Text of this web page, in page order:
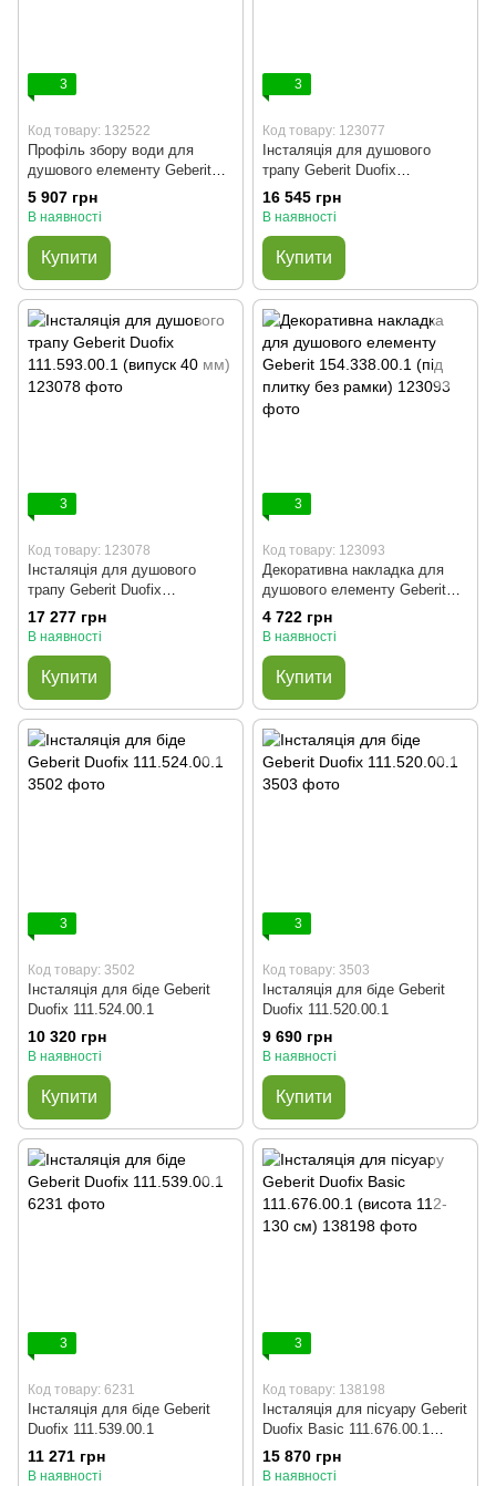
3
Код товару: 132522
Профіль збору води для
душового елементу Geberit
154.340.FW.1
5 907 грн
В наявності
Купити
3
Код товару: 123077
Інсталяція для душового
трапу Geberit Duofix
111.591.00.1 (випуск 50 мм)
16 545 грн
В наявності
Купити
3
Код товару: 123078
Інсталяція для душового
трапу Geberit Duofix
111.593.00.1 (випуск 40 мм)
17 277 грн
В наявності
Купити
3
Код товару: 123093
Декоративна накладка для
душового елементу Geberit
154.338.00.1 (під плитку без
рамки)
4 722 грн
В наявності
Купити
3
Код товару: 3502
Інсталяція для біде Geberit
Duofix 111.524.00.1
10 320 грн
В наявності
Купити
3
Код товару: 3503
Інсталяція для біде Geberit
Duofix 111.520.00.1
9 690 грн
В наявності
Купити
3
Код товару: 6231
Інсталяція для біде Geberit
Duofix 111.539.00.1
11 271 грн
В наявності
3
Код товару: 138198
Інсталяція для пісуару Geberit
Duofix Basic 111.676.00.1
(висота 112-130 см)
15 870 грн
В наявності